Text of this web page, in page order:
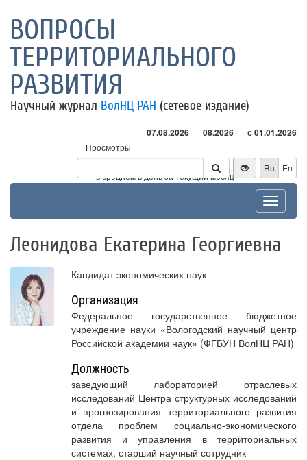
ВОПРОСЫ
ТЕРРИТОРИАЛЬНОГО
РАЗВИТИЯ
Научный журнал ВолНЦ РАН (сетевое издание)
07.08.2026 08.2026 с 01.01.2026
Просмотры
Посетители
* - в среднем в день за текущий месяц
Ru En
Toggle
Леонидова Екатерина Георгиевна
Кандидат экономических наук
Организация
Федеральное государственное бюджетное
учреждение науки «Вологодский научный центр
Российской академии наук» (ФГБУН ВолНЦ РАН)
Должность
заведующий лабораторией отраслевых
исследований Центра структурных исследований
и прогнозирования территориального развития
отдела проблем социально-экономического
развития и управления в территориальных
системах, старший научный сотрудник